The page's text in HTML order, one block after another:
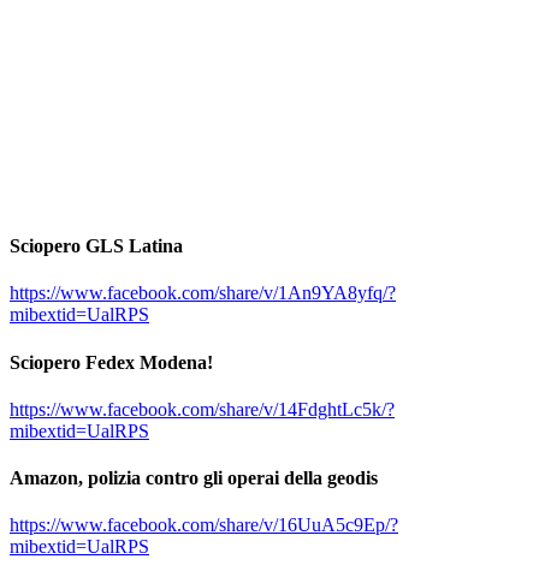
Sciopero GLS Latina
https://www.facebook.com/share/v/1An9YA8yfq/?
mibextid=UalRPS
Sciopero Fedex Modena!
https://www.facebook.com/share/v/14FdghtLc5k/?
mibextid=UalRPS
Amazon, polizia contro gli operai della geodis
https://www.facebook.com/share/v/16UuA5c9Ep/?
mibextid=UalRPS